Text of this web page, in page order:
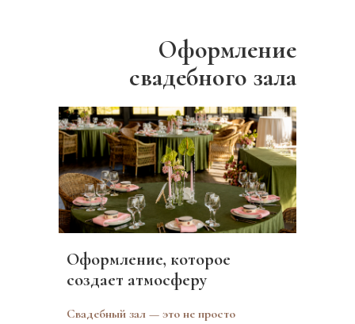
Оформление
свадебного зала
Оформление, которое
создает атмосферу
Свадебный зал — это не просто